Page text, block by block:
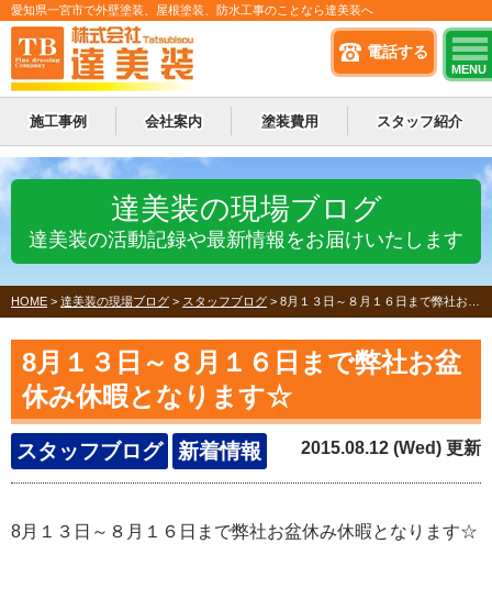
電話する
MENU
愛知県一宮市で外壁塗装、屋根塗装、防水工事のことなら達美装へ
施工事例 会社案内 塗装費用 スタッフ紹介
達美装の現場ブログ
達美装の活動記録や最新情報をお届けいたします
HOME > 達美装の現場ブログ > スタッフブログ > 8月１３日～８月１６日まで弊社お盆休み休暇となります☆
8月１３日～８月１６日まで弊社お盆
休み休暇となります☆
スタッフブログ 新着情報 2015.08.12 (Wed) 更新
8月１３日～８月１６日まで弊社お盆休み休暇となります☆